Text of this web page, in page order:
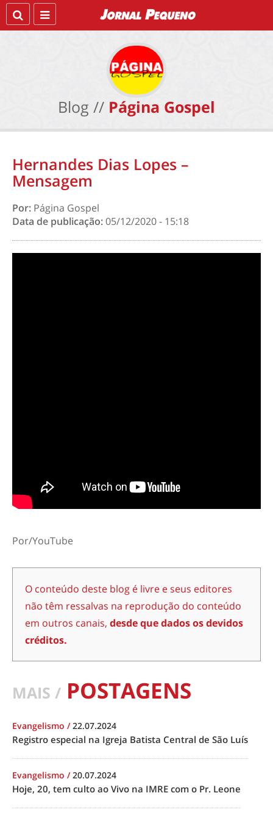
Blog // Página Gospel
Hernandes Dias Lopes –
Mensagem
Por: Página Gospel
Data de publicação:05/12/2020 - 15:18
Por/YouTube
O conteúdo deste blog é livre e seus editores
não têm ressalvas na reprodução do conteúdo
em outros canais, desde que dados os devidos
créditos.
MAIS / POSTAGENS
Evangelismo /22.07.2024
Registro especial na Igreja Batista Central de São Luís
Evangelismo /20.07.2024
Hoje, 20, tem culto ao Vivo na IMRE com o Pr. Leone